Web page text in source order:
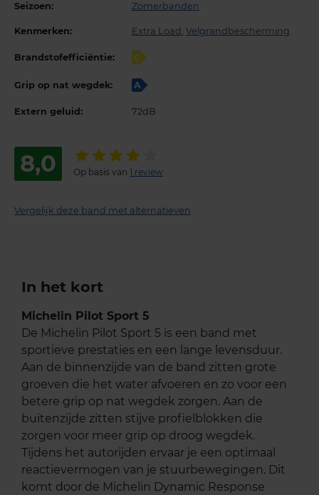
Seizoen: Zomerbanden
Kenmerken: Extra Load , Velgrandbescherming
Brandstofefficiëntie: C
Grip op nat wegdek: A
Extern geluid: 72dB
8,0 Op basis van 1 review
Vergelijk deze band met alternatieven
In het kort
Michelin Pilot Sport 5
De Michelin Pilot Sport 5 is een band met
sportieve prestaties en een lange levensduur.
Aan de binnenzijde van de band zitten grote
groeven die het water afvoeren en zo voor een
betere grip op nat wegdek zorgen. Aan de
buitenzijde zitten stijve profielblokken die
zorgen voor meer grip op droog wegdek.
Tijdens het autorijden ervaar je een optimaal
reactievermogen van je stuurbewegingen. Dit
komt door de Michelin Dynamic Response